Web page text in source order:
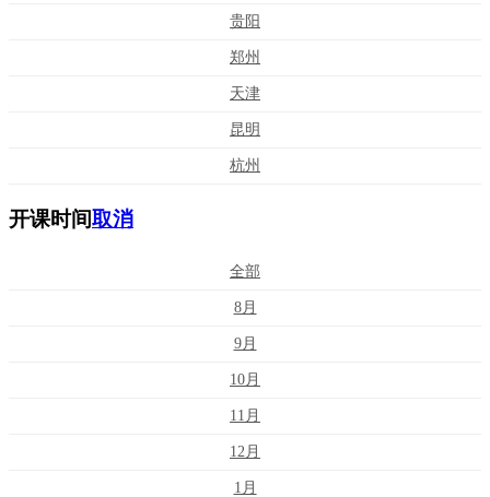
贵阳
郑州
天津
昆明
杭州
开课时间取消
全部
8月
9月
10月
11月
12月
1月